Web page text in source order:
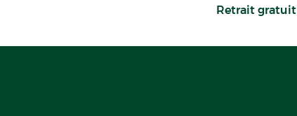
Retrait gratuit